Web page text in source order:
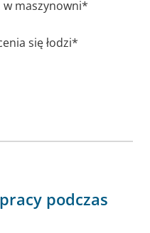
w maszynowni*
się łodzi*
podczas